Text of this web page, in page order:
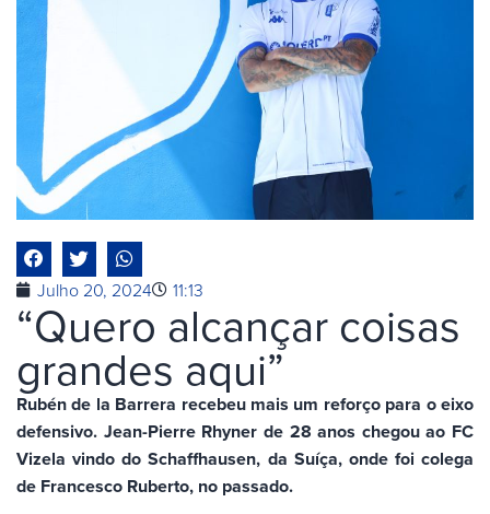
Julho 20, 2024 11:13
“Quero alcançar coisas
grandes aqui”
Rubén de la Barrera recebeu mais um reforço para o eixo
defensivo. Jean-Pierre Rhyner de 28 anos chegou ao FC
Vizela vindo do Schaffhausen, da Suíça, onde foi colega
de Francesco Ruberto, no passado.